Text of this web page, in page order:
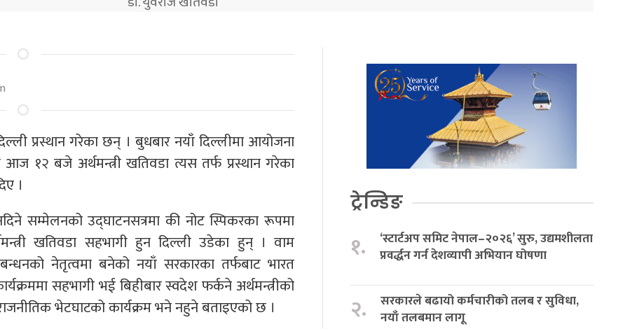
प्रस्थान गरेका छन् । बुधबार नयाँ दिल्लीमा आयोजना
१२ बजे अर्थमन्त्री खतिवडा त्यस तर्फ प्रस्थान गरेका
।
सम्मेलनको उद्घाटनसत्रमा की नोट स्पिकरका रूपमा
खतिवडा सहभागी हुन दिल्ली उडेका हुन् । वाम
नेतृत्वमा बनेको नयाँ सरकारका तर्फबाट भारत
सहभागी भई बिहीबार स्वदेश फर्कने अर्थमन्त्रीको
भेटघाटको कार्यक्रम भने नहुने बताइएको छ ।
ट्रेन्डिङ
१.
‘स्टार्टअप समिट नेपाल–२०२६’ सुरु, उद्यमशीलता
प्रवर्द्धन गर्न देशव्यापी अभियान घोषणा
२.
सरकारले बढायो कर्मचारीको तलब र सुविधा,
नयाँ तलबमान लागू